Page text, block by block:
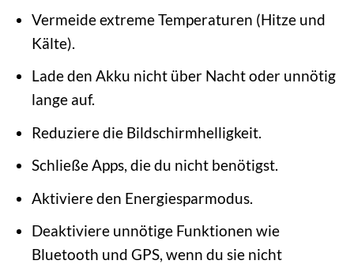
Vermeide extreme Temperaturen (Hitze und
Kälte).
Lade den Akku nicht über Nacht oder unnötig
lange auf.
Reduziere die Bildschirmhelligkeit.
Schließe Apps, die du nicht benötigst.
Aktiviere den Energiesparmodus.
Deaktiviere unnötige Funktionen wie
Bluetooth und GPS, wenn du sie nicht